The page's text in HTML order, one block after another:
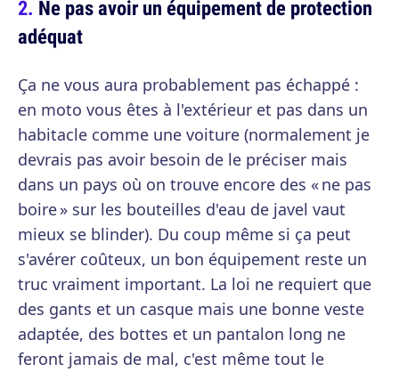
Ne pas avoir un équipement de protection
adéquat
Ça ne vous aura probablement pas échappé :
en moto vous êtes à l'extérieur et pas dans un
habitacle comme une voiture (normalement je
devrais pas avoir besoin de le préciser mais
dans un pays où on trouve encore des « ne pas
boire » sur les bouteilles d'eau de javel vaut
mieux se blinder). Du coup même si ça peut
s'avérer coûteux, un bon équipement reste un
truc vraiment important. La loi ne requiert que
des gants et un casque mais une bonne veste
adaptée, des bottes et un pantalon long ne
feront jamais de mal, c'est même tout le